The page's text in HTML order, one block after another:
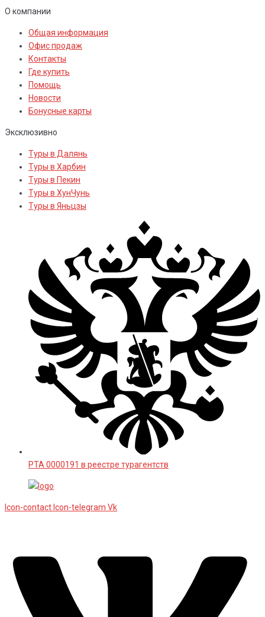
О компании
Общая информация
Офис продаж
Контакты
Где купить
Помощь
Новости
Бонусные карты
Эксклюзивно
Туры в Далянь
Туры в Харбин
Туры в Пекин
Туры в ХунЧунь
Туры в Яньцзы
РТА 0000191 в реестре турагентств
Icon-contact Icon-telegram Vk